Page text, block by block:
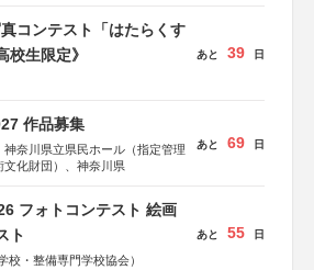
コンテスト「はたらくす
校生限定》
あと 39 日
作品募集
奈川県立県民ホール（指定管理
化財団）、神奈川県
あと 69 日
フォトコンテスト 絵画
ト
校・整備専門学校協会）
あと 55 日